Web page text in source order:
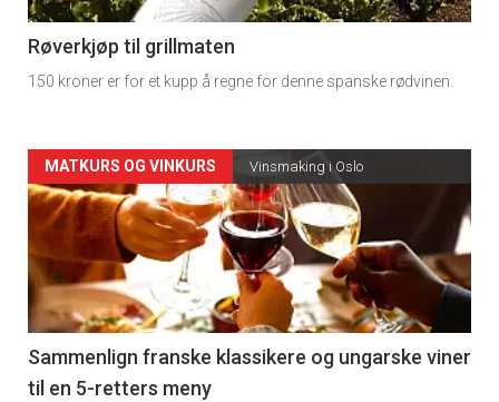
4
Røverkjøp til grillmaten
150 kroner er for et kupp å regne for denne spanske rødvinen.
Forsiden
akkurat
nå
-
5
MATKURS OG VINKURS Vinsmaking i Oslo
Sammenlign franske klassikere og ungarske viner
til en 5-retters meny